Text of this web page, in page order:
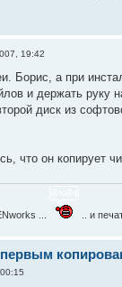
19:42
Борис, а при
и держать руку
диск из
что он копирует
... .. и